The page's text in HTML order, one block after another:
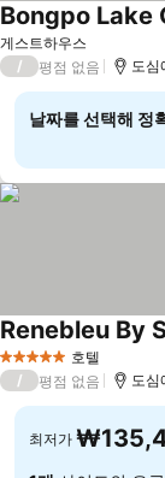
게스트하우스
Bongpo Lake
/ 평점 없음 도심
날짜를 선택해 정
5 성급 호텔
Renebleu By
/ 평점 없음 도심
최저가